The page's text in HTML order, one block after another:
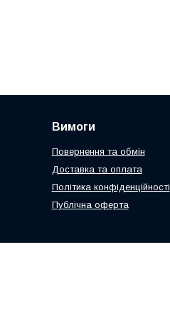
Вимоги
Повернення та обмін
Доставка та оплата
Політика конфіденційності
Публічна оферта